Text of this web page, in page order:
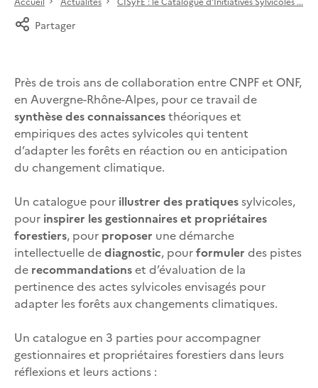
Partager
Près de trois ans de collaboration entre CNPF et ONF,
en Auvergne-Rhône-Alpes, pour ce travail de
synthèse des connaissancesthéoriques et
empiriques des actes sylvicoles qui tentent
d’adapter les forêts en réaction ou en anticipation
du changement climatique.
Un catalogue pour illustrer des pratiquessylvicoles,
pour inspirer les gestionnaires et propriétaires
forestiers, pour proposer une démarche
intellectuelle dediagnostic, pourformuler des pistes
de recommandationset d’évaluation de la
pertinence des actes sylvicoles envisagés pour
adapter les forêts aux changements climatiques.
Un catalogue en 3 parties pour accompagner
gestionnaires et propriétaires forestiers dans leurs
réflexions et leurs actions :